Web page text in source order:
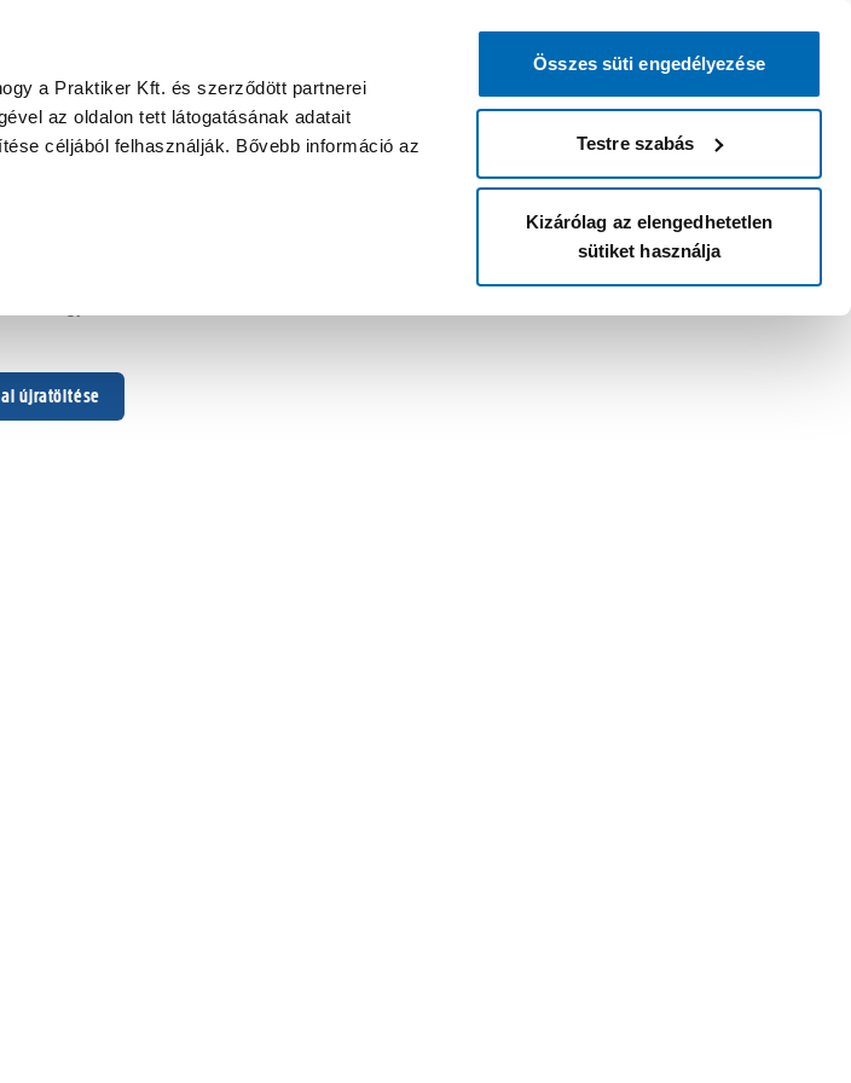
a Praktiker Kft. és szerződött partnerei
az oldalon tett látogatásának adatait
céljából felhasználják. Bővebb információ az
Összes süti engedélyezése
Testre szabás
Kizárólag az elengedhetetlen
sütiket használja
újratöltése